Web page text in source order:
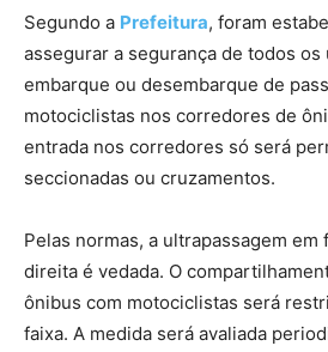
Segundo a Prefeitura, foram
assegurar a segurança de todos
embarque ou desembarque de
motociclistas nos corredores de
entrada nos corredores só será
seccionadas ou cruzamentos.
Pelas normas, a ultrapassagem em
direita é vedada. O
ônibus com motociclistas será
faixa. A medida será avaliada